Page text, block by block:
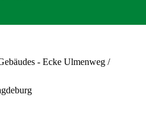
- Ecke Ulmenweg /